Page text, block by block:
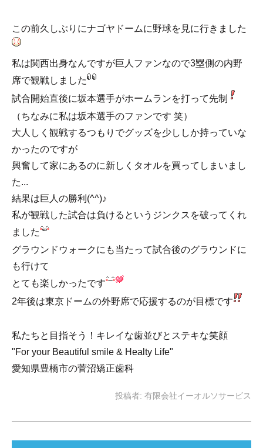
この前久しぶりにナゴヤドームに野球を見に行きました
私は関西出身なんですが巨人ファンなので3塁側の内野
席で観戦しました
試合開始直後に坂本選手がホームランを打って先制
（ちなみに私は坂本選手のファンです 笑）
大人しく観戦するつもりでグッズを少ししか持っていな
かったのですが
興奮して家にあるのに新しくタオルを買ってしまいまし
た...
結果は巨人の勝利(^^)♪
私が観戦した試合は負けるというジンクスを破ってくれ
ました
グラウンドウォークにも当たって試合後のグラウンドに
も行けて
とても楽しかったです
2年後は東京ドームの外野席で応援するのが目標です
私たちと目指そう！キレイな歯並びとステキな笑顔
"For your Beautiful smile & Healty Life"
愛知県豊橋市の菅沼矯正歯科
投稿者: 有限会社イーオルソサービス